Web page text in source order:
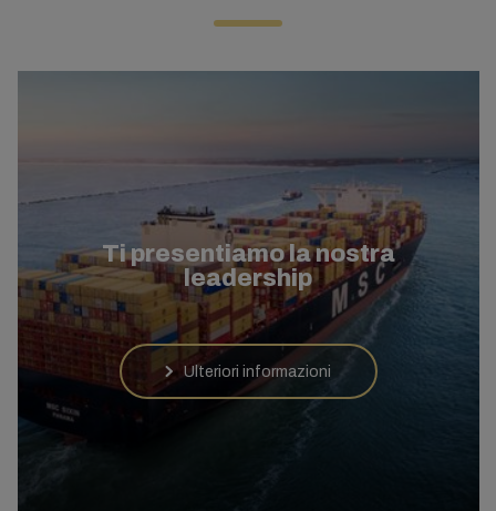
Ti presentiamo la nostra
leadership
Ulteriori informazioni